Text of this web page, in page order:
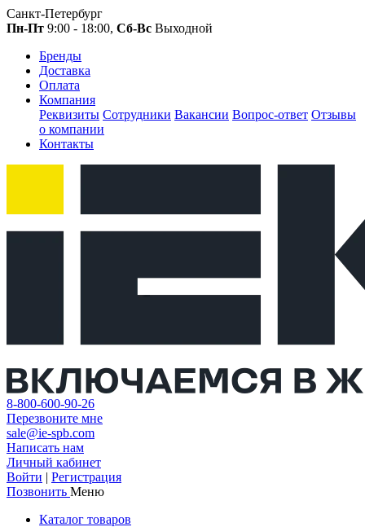
Санкт-Петербург
Пн-Пт 9:00 - 18:00, Сб-Вс Выходной
Бренды
Доставка
Оплата
Компания
Реквизиты Сотрудники Вакансии Вопрос-ответ Отзывы
о компании
Контакты
8-800-600-90-26
Перезвоните мне
sale@ie-spb.com
Написать нам
Личный кабинет
Войти | Регистрация
Позвонить Меню
Каталог товаров